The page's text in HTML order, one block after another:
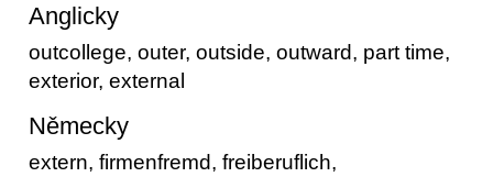
Anglicky
outcollege, outer, outside, outward, part time,
exterior, external
Německy
extern, firmenfremd, freiberuflich,